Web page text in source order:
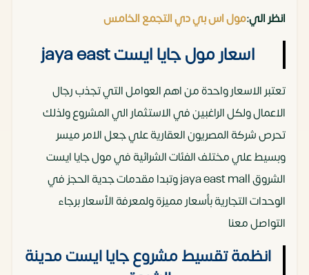
انظر الي:مول اس بي دي التجمع الخامس
اسعار مول جايا ايست jaya east
تعتبر الاسعار واحدة من اهم العوامل التي تجذب رجال
الاعمال ولكل الراغبين في الاستثمار الي المشروع ولذلك
تحرص شركة المصريون العقارية علي جعل الامر ميسر
وبسيط علي مختلف الفئات الشرائية في مول جايا ايست
الشروق jaya east mall وتبدا مقدمات جدية الحجز في
الوحدات التجارية بأسعار مميزة ولمعرفة الأسعار برجاء
التواصل معنا
انظمة تقسيط مشروع جايا ايست مدينة